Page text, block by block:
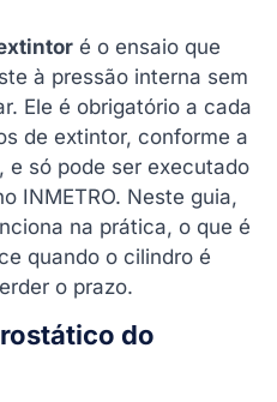
o teste hidrostático do
do extintor?
o teste hidrostático do
do extintor: passo a
for reprovado?
hidrostático do extintor?
fora de uso?
é o ensaio que
à pressão interna sem
Ele é obrigatório a cada
de extintor, conforme a
e só pode ser executado
INMETRO. Neste guia,
na prática, o que é
quando o cilindro é
o prazo.
do